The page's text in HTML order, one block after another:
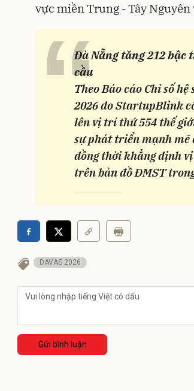
vực miền Trung - Tây Nguyên
“Đà Nẵng tăng 212 bậc
cầu
Theo Báo cáo Chỉ số
2026 do StartupBlink
lên vị trí thứ 554 thế
sự phát triển mạnh mẽ
đồng thời khẳng định
trên bản đồ ĐMST
DAVAS 2026
Gửi bình luận